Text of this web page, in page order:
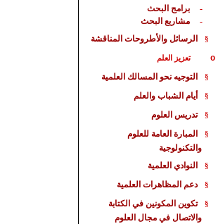
- برامج البحث
- مشاريعالبحث
§ الرسائل والأطروحات المناقشة
o تعزيز العلم
§ التوجيه نحو المسالك العلمية
§ أيام الشباب والعلم
§ تدريس العلوم
§ المبارةالعامة للعلوم
والتكنولوجية
§ النوادي العلمية
§ دعم المظاهرات العلمية
§
تكوين المكونين في الكتابة
والاتصال في مجال العلوم